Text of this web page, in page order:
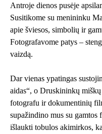
Antroje dienos pusėje
Susitikome su menininku
apie šviesos, simbolių ir
Fotografavome patys –
vaizdą.
Dar vienas ypatingas
aidas“, o Druskininkų
fotografu ir dokumentinių
supažindino mus su
išlaukti tobulos akimirkos,